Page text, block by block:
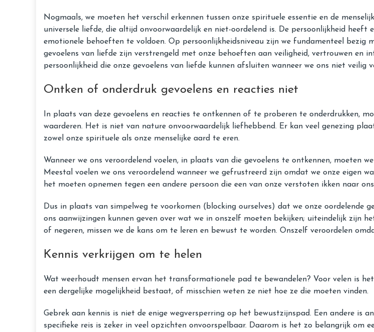
Nogmaals, we moeten het verschil erkennen tussen onze spirituele essentie en de
universele liefde, die altijd onvoorwaardelijk en niet-oordelend is. De persoonlijkheid
emotionele behoeften te voldoen. Op persoonlijkheidsniveau zijn we fundamenteel bezig
gevoelens van liefde zijn verstrengeld met onze behoeften aan veiligheid, vertrouwen en
persoonlijkheid die onze gevoelens van liefde kunnen afsluiten wanneer we ons niet veilig
Ontken of onderdruk gevoelens en reacties niet
In plaats van deze gevoelens en reacties te ontkennen of te proberen te onderdrukken,
waarderen. Het is niet van nature onvoorwaardelijk liefhebbend. Er kan veel genezing
zowel onze spirituele als onze menselijke aard te eren.
Wanneer we ons veroordelend voelen, in plaats van die gevoelens te ontkennen, moeten
Meestal voelen we ons veroordelend wanneer we gefrustreerd zijn omdat we onze eigen
het moeten opnemen tegen een andere persoon die een van onze verstoten ikken naar
Dus in plaats van simpelweg te voorkomen (blocking ourselves) dat we onze oordelende
ons aanwijzingen kunnen geven over wat we in onszelf moeten bekijken; uiteindelijk zijn
of negeren, missen we de kans om te leren en bewust te worden. Onszelf veroordelen
Kennis verkrijgen om te helen
Wat weerhoudt mensen ervan het transformationele pad te bewandelen? Voor velen is
een dergelijke mogelijkheid bestaat, of misschien weten ze niet hoe ze die moeten vinden.
Gebrek aan kennis is niet de enige wegversperring op het bewustzijnspad. Een andere is
specifieke reis is zeker in veel opzichten onvoorspelbaar. Daarom is het zo belangrijk om